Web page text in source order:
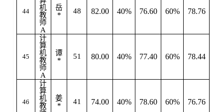
44
机
教
师
A
岳
*
48 82.00 40% 76.60 60% 78.76
45
计
算
机
教
师
A
谭
*
51 80.00 40% 77.40 60% 78.44
46
计
算
机
教
姜
*
41 74.00 40% 78.60 60% 76.76